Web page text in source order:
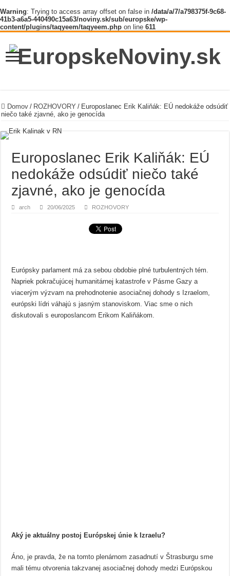
Warning: Trying to access array offset on false in /data/a/7/a798375f-9c68-
41b3-a6a5-440490c15a63/noviny.sk/sub/europske/wp-
content/plugins/taqyeem/taqyeem.php on line 611
Domov / ROZHOVORY / Europoslanec Erik Kaliňák: EÚ nedokáže odsúdiť
niečo také zjavné, ako je genocída
Europoslanec Erik Kaliňák: EÚ
nedokáže odsúdiť niečo také
zjavné, ako je genocída
arch 20/06/2025 ROZHOVORY
Európsky parlament má za sebou obdobie plné turbulentných tém.
Napriek pokračujúcej humanitárnej katastrofe v Pásme Gazy a
viacerým výzvam na prehodnotenie asociačnej dohody s Izraelom,
európski lídri váhajú s jasným stanoviskom. Viac sme o nich
diskutovali s europoslancom Erikom Kaliňákom.
Aký je aktuálny postoj Európskej únie k Izraelu?
Áno, je pravda, že na tomto plenárnom zasadnutí v Štrasburgu sme
mali tému otvorenia takzvanej asociačnej dohody medzi Európskou